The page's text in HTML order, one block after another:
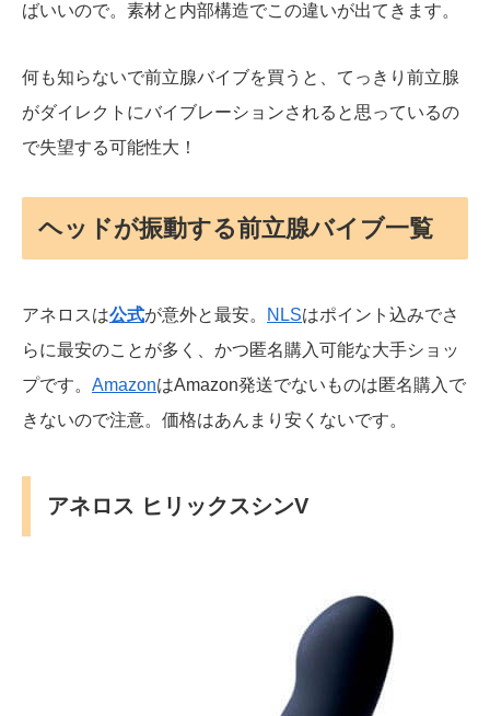
ばいいので。素材と内部構造でこの違いが出てきます。
何も知らないで前立腺バイブを買うと、てっきり前立腺
がダイレクトにバイブレーションされると思っているの
で失望する可能性大！
ヘッドが振動する前立腺バイブ一覧
アネロスは公式が意外と最安。 NLSはポイント込みでさ
らに最安のことが多く、かつ匿名購入可能な大手ショッ
プです。 AmazonはAmazon発送でないものは匿名購入で
きないので注意。価格はあんまり安くないです。
アネロス ヒリックスシンV